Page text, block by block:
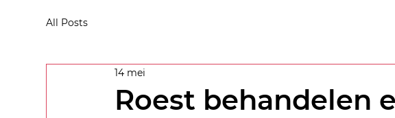
All Posts
Roest behandelen
14 mei